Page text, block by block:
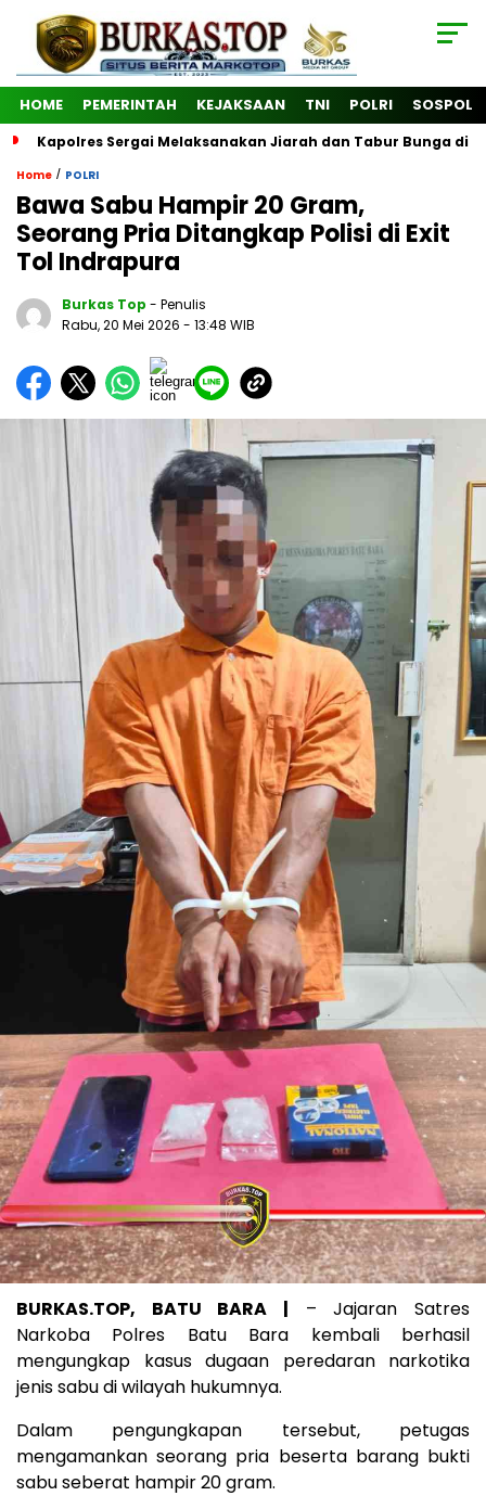
HOME PEMERINTAH KEJAKSAAN TNI POLRI SOSPOL
Kapolres Sergai Melaksanakan Jiarah dan Tabur Bunga di
Home / POLRI
Bawa Sabu Hampir 20 Gram,
Seorang Pria Ditangkap Polisi di Exit
Tol Indrapura
Burkas Top - Penulis
Rabu, 20 Mei 2026 - 13:48 WIB
BURKAS.TOP, BATU BARA | – Jajaran Satres
Narkoba Polres Batu Bara kembali berhasil
mengungkap kasus dugaan peredaran narkotika
jenis sabu di wilayah hukumnya.
Dalam pengungkapan tersebut, petugas
mengamankan seorang pria beserta barang bukti
sabu seberat hampir 20 gram.